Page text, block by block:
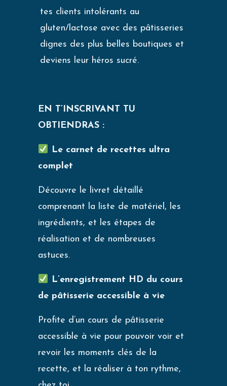
tes clients intolérants au
gluten/lactose avec des pâtisseries
dignes des plus belles boutiques et
deviens leur héros sucré.
EN T’INSCRIVANT TU
OBTIENDRAS :
Le carnet de recettes ultra
complet
Découvre le livret détaillé
comprenant la liste de matériel, les
ingrédients, et les étapes de
réalisation et de nombreuses
astuces.
L’enregistrement HD du cours
de pâtisserie accessible à vie
Profite d’un cours de pâtisserie
accessible à vie pour pouvoir voir et
revoir les moments clés de la
recette, et la réaliser à ton rythme,